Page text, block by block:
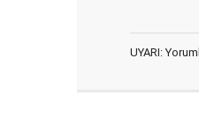
UYARI: